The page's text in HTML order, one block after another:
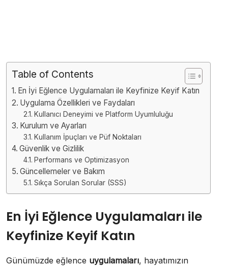
Table of Contents
En İyi Eğlence Uygulamaları ile Keyfinize Keyif Katın
Uygulama Özellikleri ve Faydaları
Kullanıcı Deneyimi ve Platform Uyumluluğu
Kurulum ve Ayarları
Kullanım İpuçları ve Püf Noktaları
Güvenlik ve Gizlilik
Performans ve Optimizasyon
Güncellemeler ve Bakım
Sıkça Sorulan Sorular (SSS)
En İyi Eğlence Uygulamaları ile
Keyfinize Keyif Katın
Günümüzde eğlence uygulamaları, hayatımızın